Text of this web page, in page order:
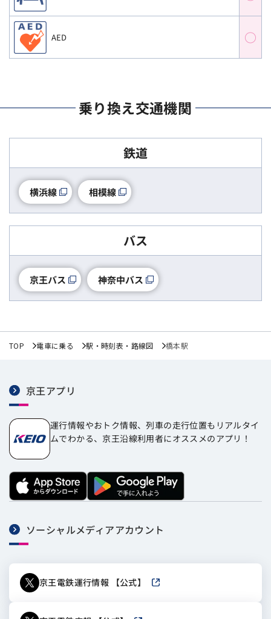
AED ○
乗り換え交通機関
鉄道
横浜線 相模線
バス
京王バス 神奈中バス
TOP 電車に乗る 駅・時刻表・路線図 橋本駅
京王アプリ
運行情報やおトク情報、列車の走行位置もリアルタイ
ムでわかる、京王沿線利用者にオススメのアプリ！
ソーシャルメディアアカウント
京王電鉄運行情報 【公式】 新しいウィンドウで開きます